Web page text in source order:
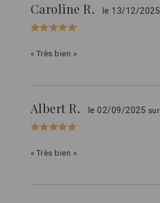
Caroline R. le 13/12/2025
« Très bien »
Albert R. le 02/09/2025 sur
« Très bien »